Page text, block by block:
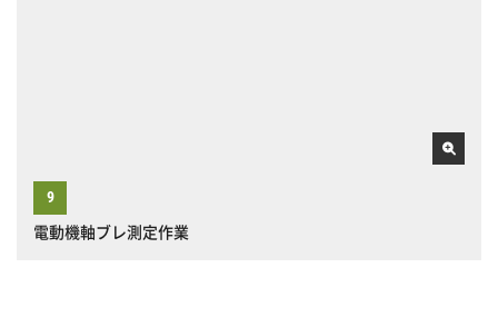
電動機軸ブレ測定作業